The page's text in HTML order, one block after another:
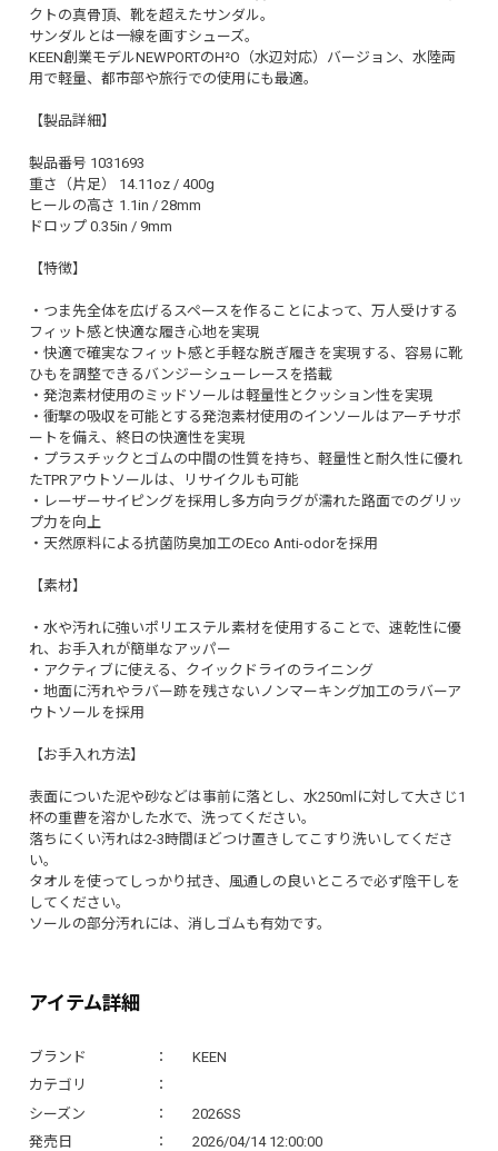
アイテム詳細
ブランド
KEEN
カテゴリ
シーズン
2026SS
発売日
2026/04/14 12:00:00
クトの真骨頂、靴を超えたサンダル。
サンダルとは一線を画すシューズ。
KEEN創業モデルNEWPORTのH²O（水辺対応）バージョン、水陸両
用で軽量、都市部や旅行での使用にも最適。
【製品詳細】
製品番号 1031693
重さ（片足） 14.11oz / 400g
ヒールの高さ 1.1in / 28mm
ドロップ 0.35in / 9mm
【特徴】
・つま先全体を広げるスペースを作ることによって、万人受けする
フィット感と快適な履き心地を実現
・快適で確実なフィット感と手軽な脱ぎ履きを実現する、容易に靴
ひもを調整できるバンジーシューレースを搭載
・発泡素材使用のミッドソールは軽量性とクッション性を実現
・衝撃の吸収を可能とする発泡素材使用のインソールはアーチサポ
ートを備え、終日の快適性を実現
・プラスチックとゴムの中間の性質を持ち、軽量性と耐久性に優れ
たTPRアウトソールは、リサイクルも可能
・レーザーサイピングを採用し多方向ラグが濡れた路面でのグリッ
プ力を向上
・天然原料による抗菌防臭加工のEco Anti-odorを採用
【素材】
・水や汚れに強いポリエステル素材を使用することで、速乾性に優
れ、お手入れが簡単なアッパー
・アクティブに使える、クイックドライのライニング
・地面に汚れやラバー跡を残さないノンマーキング加工のラバーア
ウトソールを採用
【お手入れ方法】
表面についた泥や砂などは事前に落とし、水250mlに対して大さじ1
杯の重曹を溶かした水で、洗ってください。
落ちにくい汚れは2-3時間ほどつけ置きしてこすり洗いしてくださ
い。
タオルを使ってしっかり拭き、風通しの良いところで必ず陰干しを
してください。
ソールの部分汚れには、消しゴムも有効です。